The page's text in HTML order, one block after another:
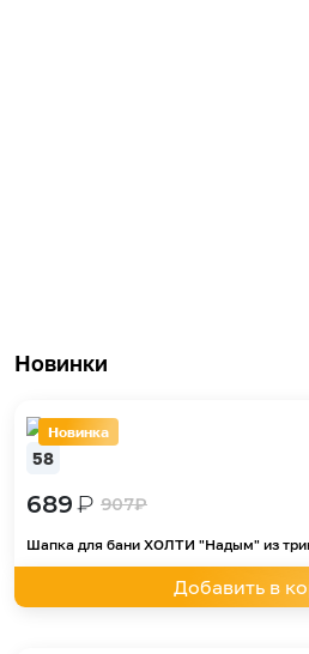
Новинки
Новинка
58
689₽ 907₽
Шапка для бани ХОЛТИ "Надым" из
Добавить в